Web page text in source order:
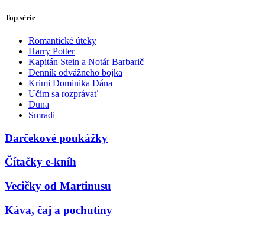
Top série
Romantické úteky
Harry Potter
Kapitán Stein a Notár Barbarič
Denník odvážneho bojka
Krimi Dominika Dána
Učím sa rozprávať
Duna
Smradi
Darčekové poukážky
Čítačky e-kníh
Vecičky od Martinusu
Káva, čaj a pochutiny